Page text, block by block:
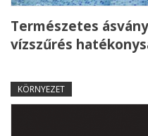
Természetes
vízszűrés
KÖRNYEZET